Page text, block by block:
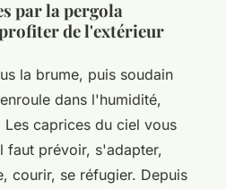
par la pergola
de l'extérieur
la brume, puis soudain
dans l'humidité,
caprices du ciel vous
faut prévoir, s'adapter,
courir, se réfugier. Depuis